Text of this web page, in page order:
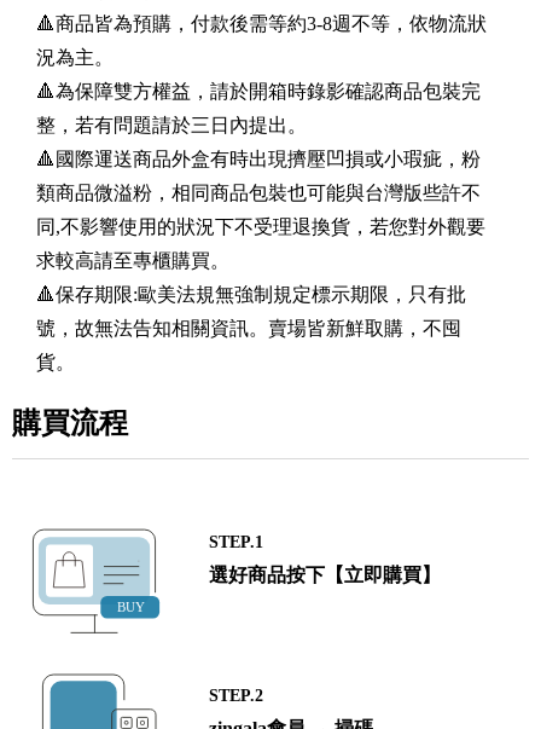
🔺商品皆為預購，付款後需等約3-8週不等，依物流狀
況為主。
🔺為保障雙方權益，請於開箱時錄影確認商品包裝完
整，若有問題請於三日內提出。
🔺國際運送商品外盒有時出現擠壓凹損或小瑕疵，粉
類商品微溢粉，相同商品包裝也可能與台灣版些許不
同,不影響使用的狀況下不受理退換貨，若您對外觀要
求較高請至專櫃購買。
🔺保存期限:歐美法規無強制規定標示期限，只有批
號，故無法告知相關資訊。賣場皆新鮮取購，不囤
貨。
購買流程
STEP.1
選好商品按下【立即購買】
STEP.2